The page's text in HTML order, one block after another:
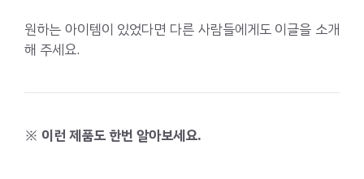
원하는 아이템이 있었다면 다른 사람들에게도 이글을 소개
해 주세요.
※ 이런 제품도 한번 알아보세요.